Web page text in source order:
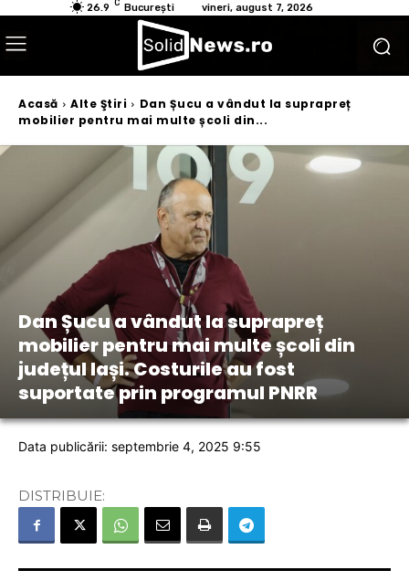
26.9 C București vineri, august 7, 2026
Acasă Alte Ştiri
Dan Șucu a vândut la suprapreț
mobilier pentru mai multe școli din...
Dan Șucu a vândut la suprapreț
mobilier pentru mai multe școli din
județul Iași. Costurile au fost
suportate prin programul PNRR
Data publicării: septembrie 4, 2025 9:55
DISTRIBUIE: